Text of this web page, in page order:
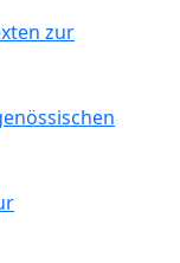
zur